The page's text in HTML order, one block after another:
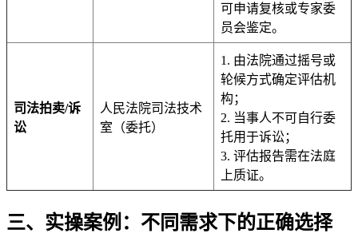
可申请复核或专家委
员会鉴定。
司法拍卖/诉
讼
人民法院司法技术
室（委托）
1. 由法院通过摇号或
轮候方式确定评估机
构；
2. 当事人不可自行委
托用于诉讼；
3. 评估报告需在法庭
上质证。
三、实操案例：不同需求下的正确选择